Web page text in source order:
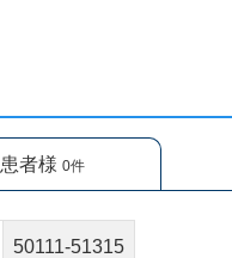
患者様 0件
50111-51315